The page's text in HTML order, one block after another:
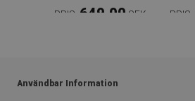
PRIS: 649.00 SEK PRIS:
Användbar Information